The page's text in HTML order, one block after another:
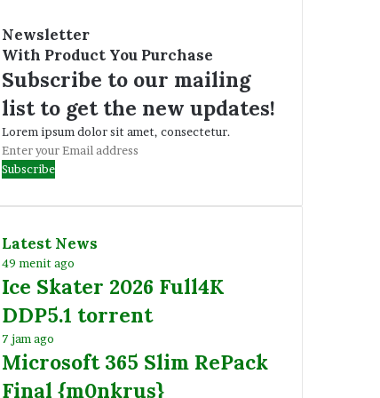
Newsletter
With Product You Purchase
Subscribe to our mailing
list to get the new updates!
Lorem ipsum dolor sit amet, consectetur.
Enter
your
address
Latest News
49 menit ago
Ice Skater 2026 Full4K
DDP5.1 torrent
7 jam ago
Microsoft 365 Slim RePack
Final {m0nkrus}